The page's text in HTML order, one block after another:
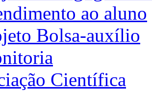
ao aluno
Bolsa-auxílio
Científica